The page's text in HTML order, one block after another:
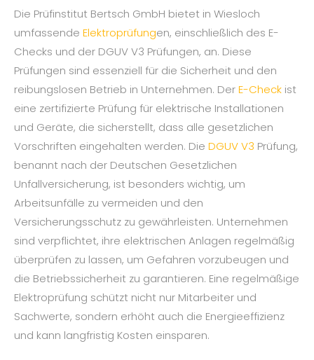
Die Prüfinstitut Bertsch GmbH bietet in Wiesloch
umfassende Elektroprüfungen, einschließlich des E-
Checks und der DGUV V3 Prüfungen, an. Diese
Prüfungen sind essenziell für die Sicherheit und den
reibungslosen Betrieb in Unternehmen. DerE-Check ist
eine zertifizierte Prüfung für elektrische Installationen
und Geräte, die sicherstellt, dass alle gesetzlichen
Vorschriften eingehalten werden. Die DGUV V3 Prüfung,
benannt nach der Deutschen Gesetzlichen
Unfallversicherung, ist besonders wichtig, um
Arbeitsunfälle zu vermeiden und den
Versicherungsschutz zu gewährleisten. Unternehmen
sind verpflichtet, ihre elektrischen Anlagen regelmäßig
überprüfen zu lassen, um Gefahren vorzubeugen und
die Betriebssicherheit zu garantieren. Eine regelmäßige
Elektroprüfung schützt nicht nur Mitarbeiter und
Sachwerte, sondern erhöht auch die Energieeffizienz
und kann langfristig Kosten einsparen.